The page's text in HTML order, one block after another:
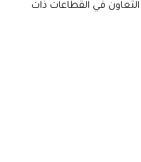
في القطاعات ذات